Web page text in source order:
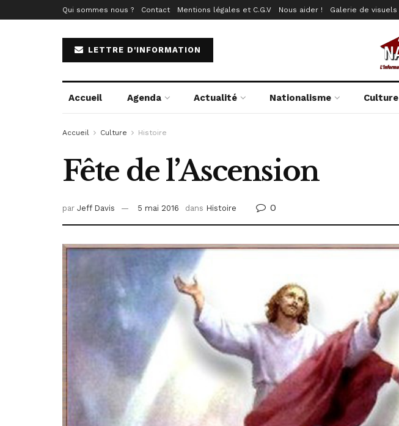
Qui sommes nous ? Contact Mentions légales et C.G.V Nous aider ! Galerie de visuels
LETTRE D'INFORMATION
Accueil Agenda Actualité Nationalisme Culture
Accueil Culture Histoire
Fête de l’Ascension
par Jeff Davis 5 mai 2016 dans Histoire 0